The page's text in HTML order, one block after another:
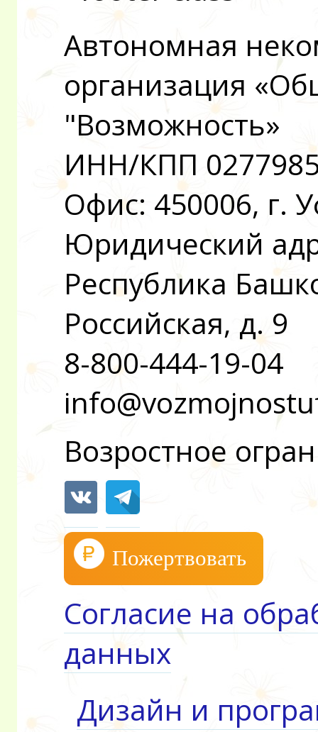
Автономная
организация
"Возможность»
ИНН/КПП
Офис: 450006, г.
Юридический
Республика
Российская, д. 9
8-800-444-19-04
Возростное
Пожертвовать
Согласие на
данных
Дизайн и